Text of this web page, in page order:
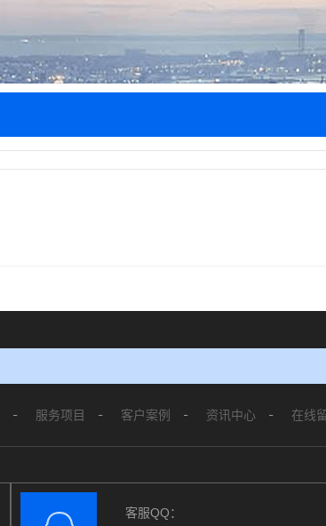
服务项目 客户案例 资讯中心 在线
客服QQ：